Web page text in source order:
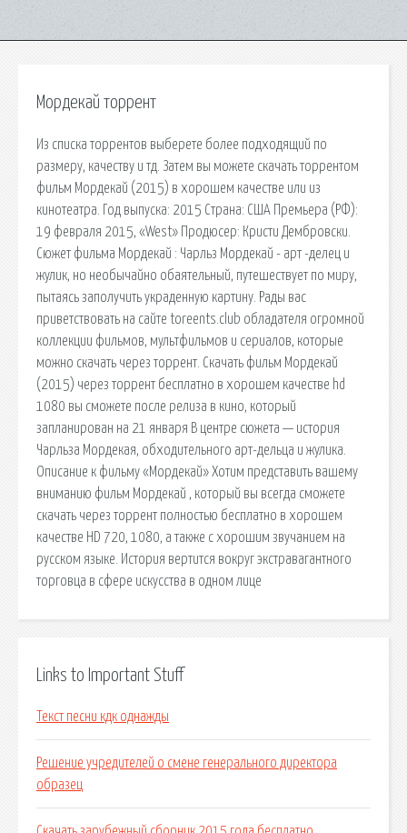
Мордекай торрент
Из списка торрентов выберете более подходящий по
размеру, качеству и тд. Затем вы можете скачать торрентом
фильм Мордекай (2015) в хорошем качестве или из
кинотеатра. Год выпуска: 2015 Страна: США Премьера (РФ):
19 февраля 2015, «West» Продюсер: Кристи Дембровски.
Сюжет фильма Мордекай : Чарльз Мордекай - арт -делец и
жулик, но необычайно обаятельный, путешествует по миру,
пытаясь заполучить украденную картину. Рады вас
приветствовать на сайте toreents.club обладателя огромной
коллекции фильмов, мультфильмов и сериалов, которые
можно скачать через торрент. Скачать фильм Мордекай
(2015) через торрент бесплатно в хорошем качестве hd
1080 вы сможете после релиза в кино, который
запланирован на 21 января В центре сюжета — история
Чарльза Мордекая, обходительного арт-дельца и жулика.
Описание к фильму «Мордекай» Хотим представить вашему
вниманию фильм Мордекай , который вы всегда сможете
скачать через торрент полностью бесплатно в хорошем
качестве HD 720, 1080, а также с хорошим звучанием на
русском языке. История вертится вокруг экстравагантного
торговца в сфере искусства в одном лице
Links to Important Stuff
Текст песни кдк однажды
Решение учредителей о смене генерального директора
образец